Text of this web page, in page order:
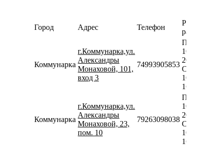
Город Адрес Телефон
Режим
работы
Коммунарка
г.Коммунарка,ул.
Александры
Монаховой, 101,
вход 3
74993905853
Пн-Пт
10:00-
20:00
Сб
10:00-
16:00
Коммунарка
г.Коммунарка,ул.
Александры
Монаховой, 23,
пом. 10
79263098038
Пн-Пт
10:00-
20:00
Сб-Вс
10:00-
16:00